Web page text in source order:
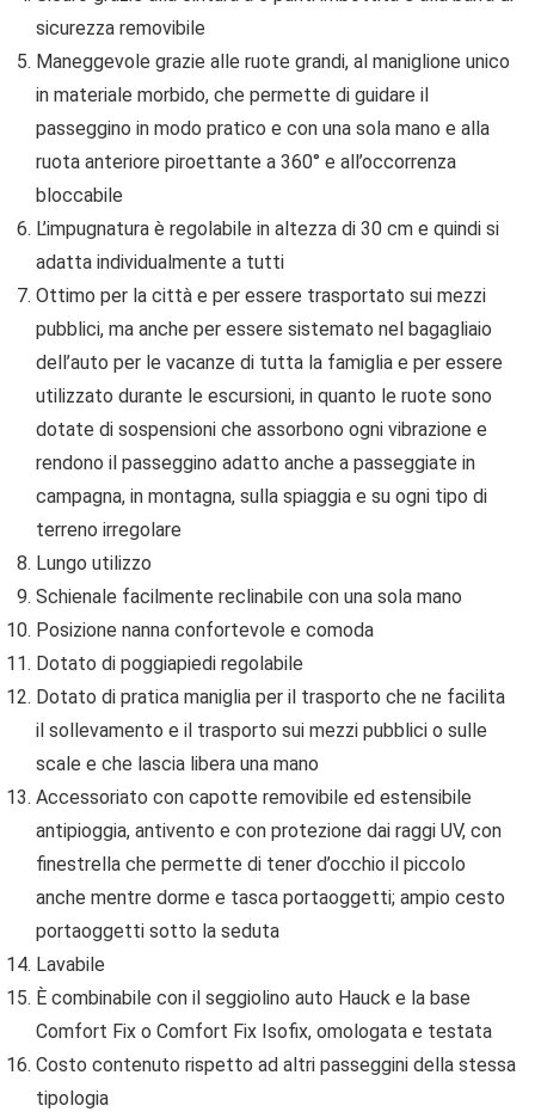
sicurezza removibile
Maneggevole grazie alle ruote grandi, al maniglione unico
in materiale morbido, che permette di guidare il
passeggino in modo pratico e con una sola mano e alla
ruota anteriore piroettante a 360° e all’occorrenza
bloccabile
L’impugnatura è regolabile in altezza di 30 cm e quindi si
adatta individualmente a tutti
Ottimo per la città e per essere trasportato sui mezzi
pubblici, ma anche per essere sistemato nel bagagliaio
dell’auto per le vacanze di tutta la famiglia e per essere
utilizzato durante le escursioni, in quanto le ruote sono
dotate di sospensioni che assorbono ogni vibrazione e
rendono il passeggino adatto anche a passeggiate in
campagna, in montagna, sulla spiaggia e su ogni tipo di
terreno irregolare
Lungo utilizzo
Schienale facilmente reclinabile con una sola mano
Posizione nanna confortevole e comoda
Dotato di poggiapiedi regolabile
Dotato di pratica maniglia per il trasporto che ne facilita
il sollevamento e il trasporto sui mezzi pubblici o sulle
scale e che lascia libera una mano
Accessoriato con capotte removibile ed estensibile
antipioggia, antivento e con protezione dai raggi UV, con
finestrella che permette di tener d’occhio il piccolo
anche mentre dorme e tasca portaoggetti; ampio cesto
portaoggetti sotto la seduta
Lavabile
È combinabile con il seggiolino auto Hauck e la base
Comfort Fix o Comfort Fix Isofix, omologata e testata
Costo contenuto rispetto ad altri passeggini della stessa
tipologia